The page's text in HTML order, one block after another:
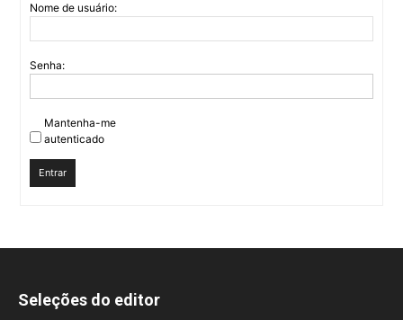
Nome de usuário:
Senha:
Mantenha-me
autenticado
Entrar
Seleções do editor